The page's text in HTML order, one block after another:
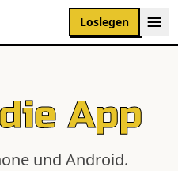
Loslegen
App
und Android.